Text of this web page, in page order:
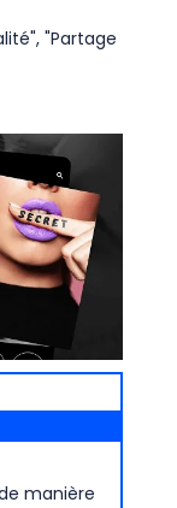
"Partage
manière